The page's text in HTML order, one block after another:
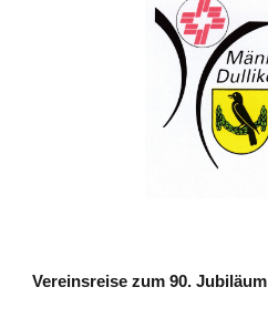
Vereinsreise zum 90. Jubiläum